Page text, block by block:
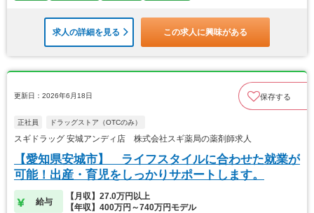
求人の詳細を見る この求人に興味がある
更新日：2026年6月18日 保存する
正社員 ドラッグストア（OTCのみ）
スギドラッグ 安城アンディ店 株式会社スギ薬局の薬剤師求人
【愛知県安城市】 ライフスタイルに合わせた就業が
可能！出産・育児をしっかりサポートします。
給与
【月収】27.0万円以上
【年収】400万円～740万円モデル